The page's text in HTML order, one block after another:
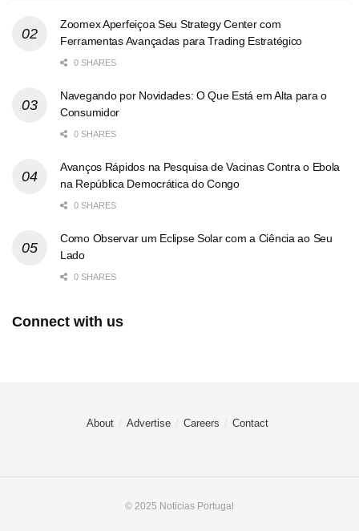
Zoomex Aperfeiçoa Seu Strategy Center com
Ferramentas Avançadas para Trading Estratégico
0 SHARES
Navegando por Novidades: O Que Está em Alta para o
Consumidor
0 SHARES
Avanços Rápidos na Pesquisa de Vacinas Contra o Ebola
na República Democrática do Congo
0 SHARES
Como Observar um Eclipse Solar com a Ciência ao Seu
Lado
0 SHARES
Connect with us
About Advertise Careers Contact
© 2025 Noticias Portugal